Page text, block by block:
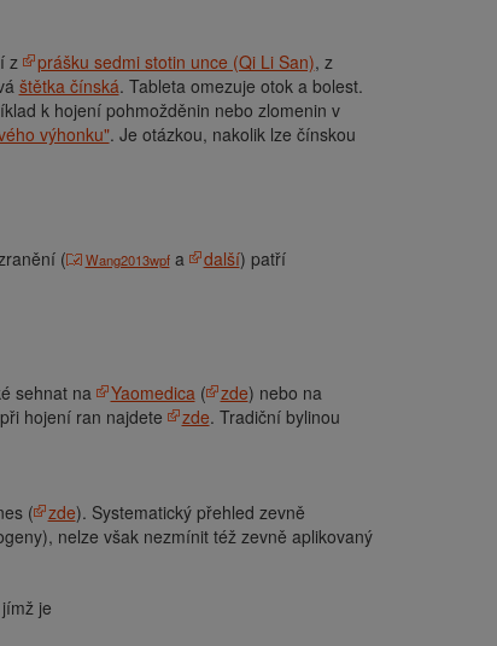
z prášku sedmi stotin unce (Qi Li San), z
štětka čínská. Tableta omezuje otok a bolest.
k hojení pohmožděnin nebo zlomenin v
výhonku". Je otázkou, nakolik lze čínskou
( Wang2013wpfa další) patří
sehnat na
Yaomedica( zde) nebo na
hojení ran najdete zde. Tradiční bylinou
(
zde). Systematický přehled zevně
nelze však nezmínit též zevně aplikovaný
je